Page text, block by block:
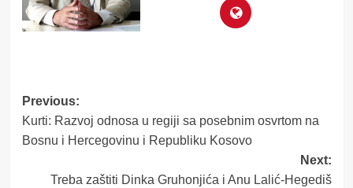
Post
navigation
Previous:
Kurti: Razvoj odnosa u regiji sa posebnim osvrtom na
Bosnu i Hercegovinu i Republiku Kosovo
Next:
Treba zaštiti Dinka Gruhonjića i Anu Lalić-Hegediš